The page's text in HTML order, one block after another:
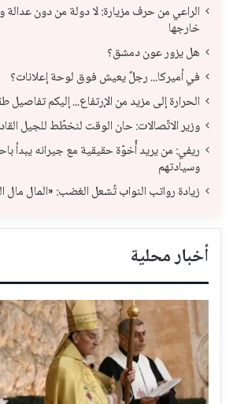
الراعي من حرف مزيارة: لا دولة من دون عدالة
خارجها
هل يزور عون دمشق؟
في أميركا... رجلٌ يعيش فوق لوحة إعلانات؟
الحرارة إلى مزيد من الإرتفاع... إليكم
وزير الاتّصالات: حان الوقت لنخطّط للجيل
ريفي: من يريد أُخوّة حقيقية مع جيرانه يبدأ
وسيادتهم
زيادة رواتب النواب تُشعل الغضب: «المال
أخبار محلية